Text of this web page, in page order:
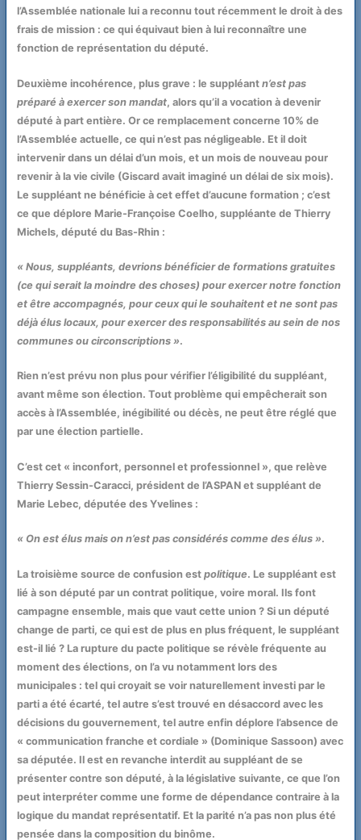
l’Assemblée nationale lui a reconnu tout récemment le droit à des
frais de mission : ce qui équivaut bien à lui reconnaître une
fonction de représentation du député.
Deuxième incohérence, plus grave : le suppléant n’est pas
préparé à exercer son mandat, alors qu’il a vocation à devenir
député à part entière. Or ce remplacement concerne 10% de
l’Assemblée actuelle, ce qui n’est pas négligeable. Et il doit
intervenir dans un délai d’un mois, et un mois de nouveau pour
revenir à la vie civile (Giscard avait imaginé un délai de six mois).
Le suppléant ne bénéficie à cet effet d’aucune formation ; c’est
ce que déplore Marie-Françoise Coelho, suppléante de Thierry
Michels, député du Bas-Rhin :
« Nous, suppléants, devrions bénéficier de formations gratuites
(ce qui serait la moindre des choses) pour exercer notre fonction
et être accompagnés, pour ceux qui le souhaitent et ne sont pas
déjà élus locaux, pour exercer des responsabilités au sein de nos
communes ou circonscriptions ».
Rien n’est prévu non plus pour vérifier l’éligibilité du suppléant,
avant même son élection. Tout problème qui empêcherait son
accès à l’Assemblée, inégibilité ou décès, ne peut être réglé que
par une élection partielle.
C’est cet « inconfort, personnel et professionnel », que relève
Thierry Sessin-Caracci, président de l’ASPAN et suppléant de
Marie Lebec, députée des Yvelines :
« On est élus mais on n’est pas considérés comme des élus ».
La troisième source de confusion est politique. Le suppléant est
lié à son député par un contrat politique, voire moral. Ils font
campagne ensemble, mais que vaut cette union ? Si un député
change de parti, ce qui est de plus en plus fréquent, le suppléant
est-il lié ? La rupture du pacte politique se révèle fréquente au
moment des élections, on l’a vu notamment lors des
municipales : tel qui croyait se voir naturellement investi par le
parti a été écarté, tel autre s’est trouvé en désaccord avec les
décisions du gouvernement, tel autre enfin déplore l’absence de
« communication franche et cordiale » (Dominique Sassoon) avec
sa députée. Il est en revanche interdit au suppléant de se
présenter contre son député, à la législative suivante, ce que l’on
peut interpréter comme une forme de dépendance contraire à la
logique du mandat représentatif. Et la parité n’a pas non plus été
pensée dans la composition du binôme.